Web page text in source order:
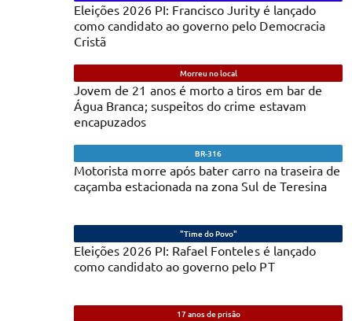
Eleições 2026 PI: Francisco Jurity é lançado
como candidato ao governo pelo Democracia
Cristã
Morreu no local
Jovem de 21 anos é morto a tiros em bar de
Água Branca; suspeitos do crime estavam
encapuzados
BR-316
Motorista morre após bater carro na traseira de
caçamba estacionada na zona Sul de Teresina
"Time do Povo"
Eleições 2026 PI: Rafael Fonteles é lançado
como candidato ao governo pelo PT
17 anos de prisão